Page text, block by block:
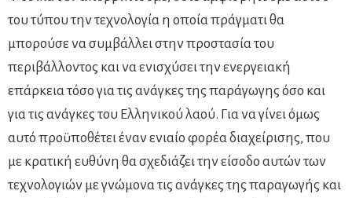
του τύπου την τεχνολογία η οποία πράγματι θα
μπορούσε να συμβάλλει στην προστασία του
περιβάλλοντος και να ενισχύσει την ενεργειακή
επάρκεια τόσο για τις ανάγκες της παράγωγης όσο και
για τις ανάγκες του Ελληνικού λαού. Για να γίνει όμως
αυτό προϋποθέτει έναν ενιαίο φορέα διαχείρισης, που
με κρατική ευθύνη θα σχεδιάζει την είσοδο αυτών των
τεχνολογιών με γνώμονα τις ανάγκες της παραγωγής και